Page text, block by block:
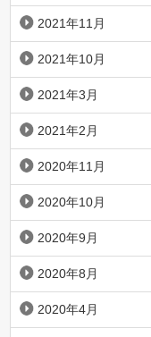
2021年11月
2021年10月
2021年3月
2021年2月
2020年11月
2020年10月
2020年9月
2020年8月
2020年4月